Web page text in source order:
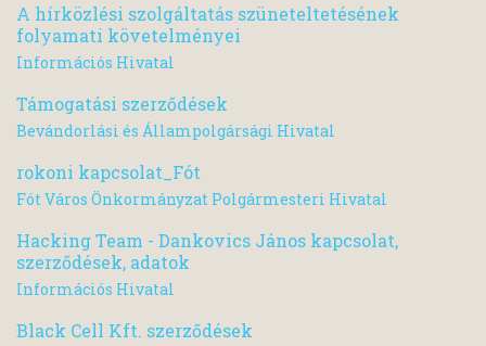
A hírközlési szolgáltatás szüneteltetésének
folyamati követelményei
Információs Hivatal
Támogatási szerződések
Bevándorlási és Állampolgársági Hivatal
rokoni kapcsolat_Fót
Fót Város Önkormányzat Polgármesteri Hivatal
Hacking Team - Dankovics János kapcsolat,
szerződések, adatok
Információs Hivatal
Black Cell Kft. szerződések